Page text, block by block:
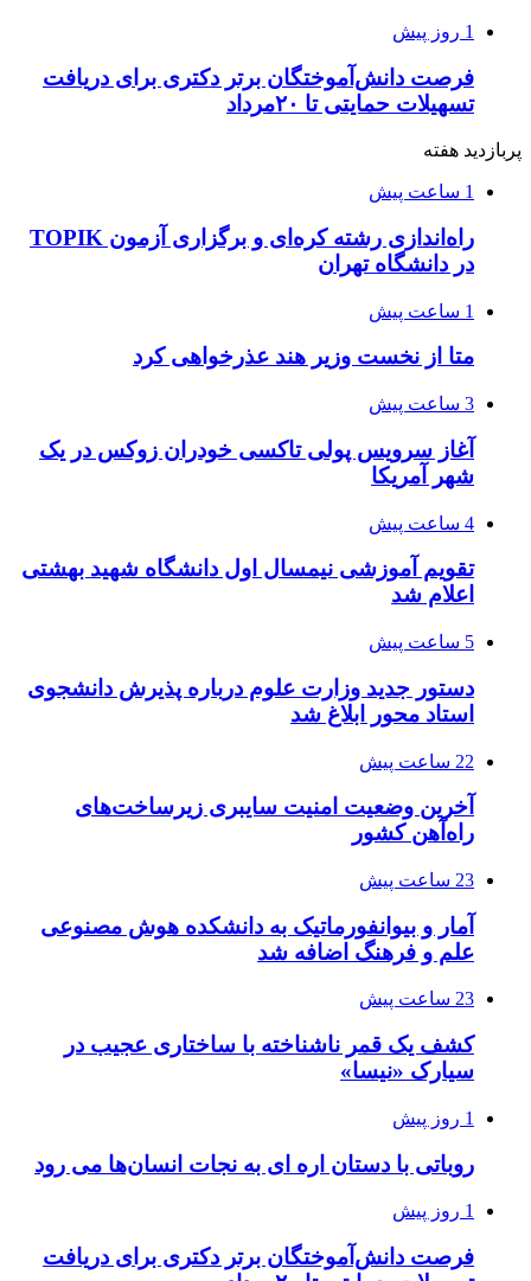
1 روز پیش
فرصت دانش‌آموختگان برتر دکتری‌ برای دریافت
تسهیلات حمایتی تا ۲۰مرداد
پربازدید هفته
1 ساعت پیش
راه‌اندازی رشته کره‌ای و برگزاری آزمون TOPIK
در دانشگاه تهران
1 ساعت پیش
متا از نخست وزیر هند عذرخواهی کرد
3 ساعت پیش
آغاز سرویس پولی تاکسی خودران زوکس در یک
شهر آمریکا
4 ساعت پیش
تقویم آموزشی نیمسال اول دانشگاه شهید بهشتی
اعلام شد
5 ساعت پیش
دستور جدید وزارت علوم درباره پذیرش دانشجوی
استاد محور ابلاغ شد
22 ساعت پیش
آخرین وضعیت امنیت سایبری زیرساخت‌های
راه‌آهن کشور
23 ساعت پیش
آمار و بیوانفورماتیک به دانشکده هوش مصنوعی
علم و فرهنگ اضافه شد
23 ساعت پیش
کشف یک قمر ناشناخته با ساختاری عجیب در
سیارک «نیسا»
1 روز پیش
روباتی با دستان اره ای به نجات انسان‌ها می رود
1 روز پیش
فرصت دانش‌آموختگان برتر دکتری‌ برای دریافت